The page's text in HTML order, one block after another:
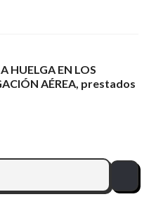
HUELGA EN LOS
AÉREA, prestados